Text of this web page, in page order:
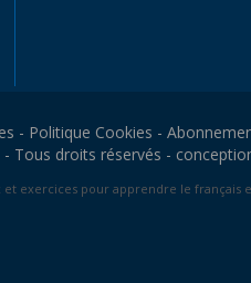
- Politique Cookies -
Tous droits réservés -
exercices pour apprendre le français